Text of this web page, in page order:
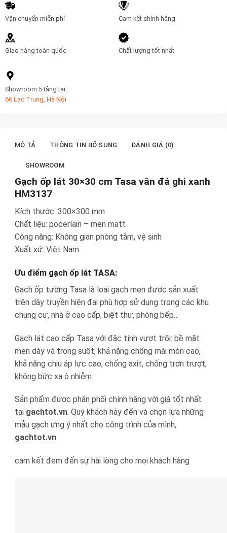
HM3137
số
Vận chuyển miễn phí
Giao hàng toàn quốc
Cam kết chính hãng
Chất lượng tốt nhất
Showroom 5 tầng tại:
66 Lạc Trung, Hà Nội
MÔ TẢ THÔNG TIN BỔ SUNG ĐÁNH GIÁ (0)
SHOWROOM
Gạch ốp lát 30×30 cm Tasa vân đá ghi xanh
HM3137
Kích thước: 300×300 mm
Chất liệu: pocerlain – men matt
Công năng: Không gian phòng tắm, vệ sinh
Xuất xứ: Việt Nam
Ưu điểm gạch ốp lát TASA:
Gạch ốp tường Tasa là loại gạch men được sản xuất
trên dây truyền hiện đại phù hợp sử dụng trong các khu
chung cư, nhà ở cao cấp, biệt thự, phòng bếp…
Gạch lát cao cấp Tasa với đặc tính vượt trội: bề mặt
men dày và trong suốt, khả năng chống mài mòn cao,
khả năng chịu áp lực cao, chống axit, chống trơn trượt,
không bức xạ ô nhiễm.
Sản phẩm được phân phối chính hãng với giá tốt nhất
tại gachtot.vn. Quý khách hãy đến và chọn lựa những
mẫu gạch ưng ý nhất cho công trình của mình,
gachtot.vn
cam kết đem đến sự hài lòng cho mọi khách hàng